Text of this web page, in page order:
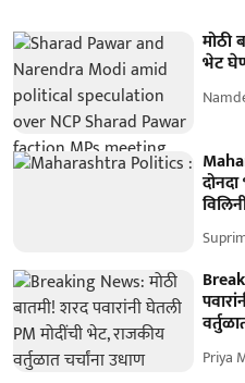
मोठी
भेट
Priya